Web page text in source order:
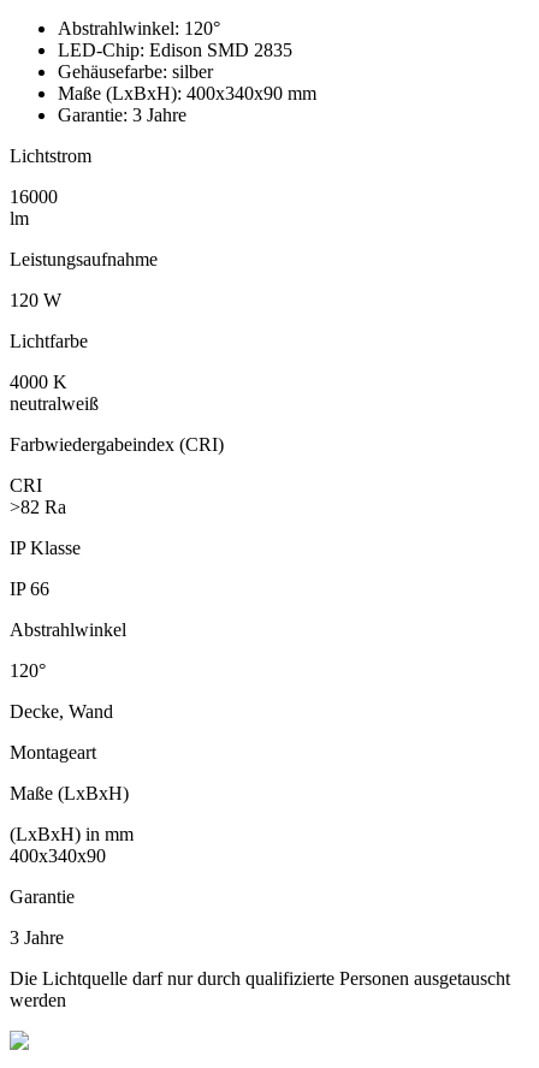
Abstrahl­winkel: 120°
LED-Chip: Edison SMD 2835
Gehäusefarbe: silber
Maße (LxBxH): 400x340x90 mm
Garantie: 3 Jahre
Lichtstrom
16000
lm
Leistungs­aufnahme
120 W
Lichtfarbe
4000 K
neutralweiß
Farbwieder­gabeindex (CRI)
CRI
>82 Ra
IP Klasse
IP 66
Abstrahl­winkel
120°
Decke, Wand
Montageart
Maße (LxBxH)
(LxBxH) in mm
400x340x90
Garantie
3 Jahre
Die Lichtquelle darf nur durch qualifizierte Personen ausgetauscht
werden